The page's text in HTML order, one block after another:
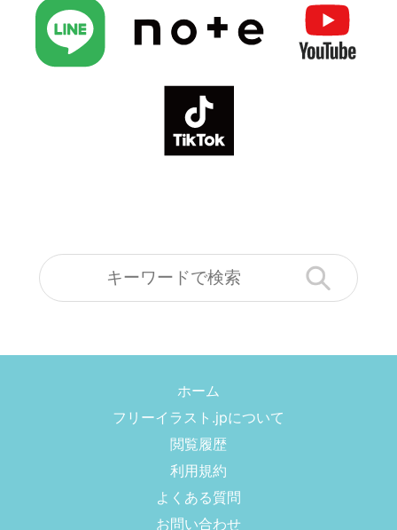
ホーム
フリーイラスト.jpについて
閲覧履歴
利用規約
よくある質問
お問い合わせ